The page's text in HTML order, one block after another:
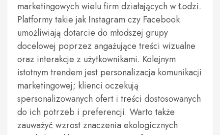
marketingowych wielu firm działających w Łodzi.
Platformy takie jak Instagram czy Facebook
umożliwiają dotarcie do młodszej grupy
docelowej poprzez angażujące treści wizualne
oraz interakcje z użytkownikami. Kolejnym
istotnym trendem jest personalizacja komunikacji
marketingowej; klienci oczekują
spersonalizowanych ofert i treści dostosowanych
do ich potrzeb i preferencji. Warto także
zauważyć wzrost znaczenia ekologicznych